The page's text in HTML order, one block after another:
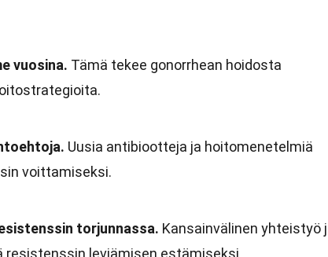
vuosina. Tämä tekee gonorrhean hoidosta
Uusia antibiootteja ja hoitomenetelmiä
voittamiseksi.
torjunnassa. Kansainvälinen yhteistyö
leviämisen estämiseksi.